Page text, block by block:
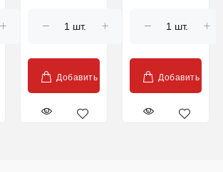
Wunsch et
ml
Добавить
750 ml
Добавить